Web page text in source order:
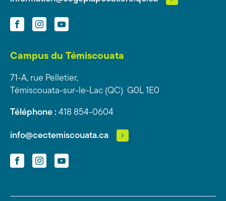
FacebookInstagramYouTube
Campus du Témiscouata
71-A, rue Pelletier,
Témiscouata-sur-le-Lac (QC) G0L 1E0
Téléphone : 418 854-0604
info@cectemiscouata.ca
FacebookInstagramYouTube